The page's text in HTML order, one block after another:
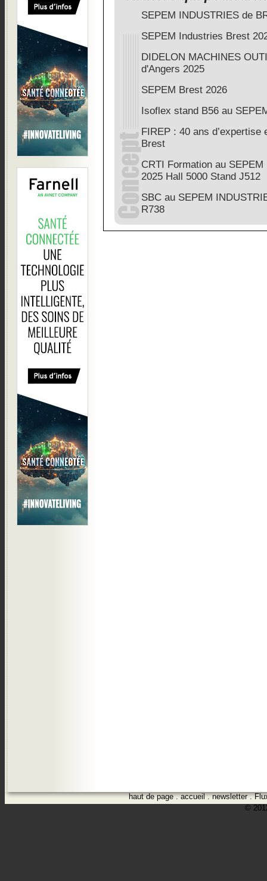
SEPEM INDUSTRIES de
SEPEM Industries Brest
DIDELON MACHINES
d'Angers 2025
SEPEM Brest 2026
Isoflex stand B56 au
FIREP : 40 ans d’expertise
Brest
CRTI Formation au
2025 Hall 5000 Stand J512
SBC au SEPEM
R738
haut de page.accueil.newsletter.
©